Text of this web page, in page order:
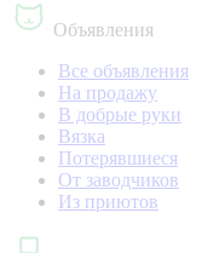
Объявления
Все объявления
На продажу
В добрые руки
Вязка
Потерявшиеся
От заводчиков
Из приютов